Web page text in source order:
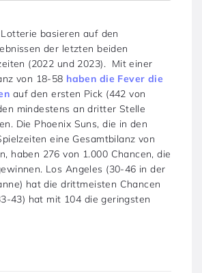
basieren auf den
der letzten beiden
(2022 und 2023). Mit einer
von 18-58 haben die Fever die
auf den ersten Pick (442 von
mindestens an dritter Stelle
Die Phoenix Suns, die in den
eine Gesamtbilanz von
haben 276 von 1.000 Chancen, die
Los Angeles (30-46 in der
hat die drittmeisten Chancen
43) hat mit 104 die geringsten